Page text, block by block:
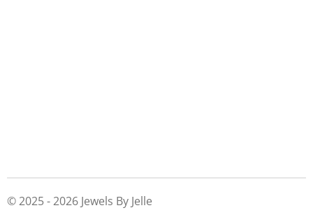
© 2025 - 2026 Jewels By Jelle